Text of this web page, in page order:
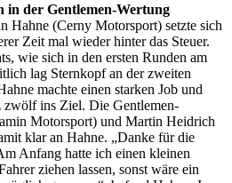
in der Gentlemen-Wertung
Hahne (Cerny Motorsport) setzte sich
Zeit mal wieder hinter das Steuer.
wie sich in den ersten Runden am
lag Sternkopf an der zweiten
machte einen starken Job und
zwölf ins Ziel. Die Gentlemen-
Motorsport) und Martin Heidrich
klar an Hahne. „Danke für die
Anfang hatte ich einen kleinen
ziehen lassen, sonst wäre ein